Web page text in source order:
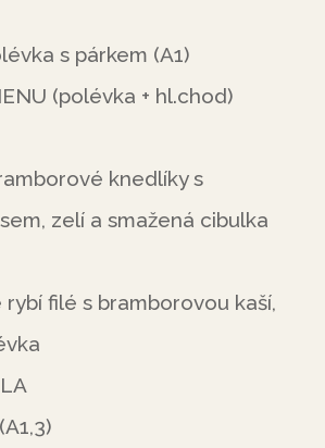
s párkem (A1)
(polévka + hl.chod)
knedlíky s
zelí a smažená cibulka
rybí filé s bramborovou kaší,